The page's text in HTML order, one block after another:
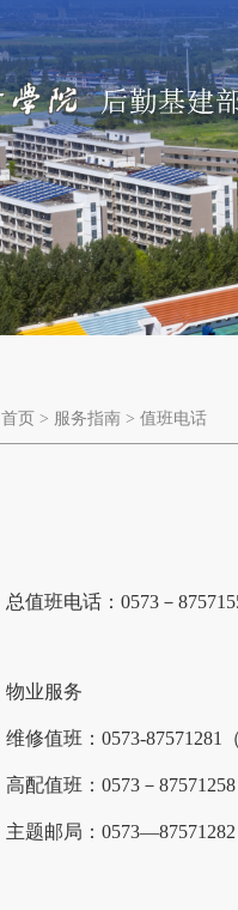
首页 > 服务指南 > 值班电话
总值班电话：0573－
物业服务
维修值班：0573-87571281
高配值班：0573－
主题邮局：